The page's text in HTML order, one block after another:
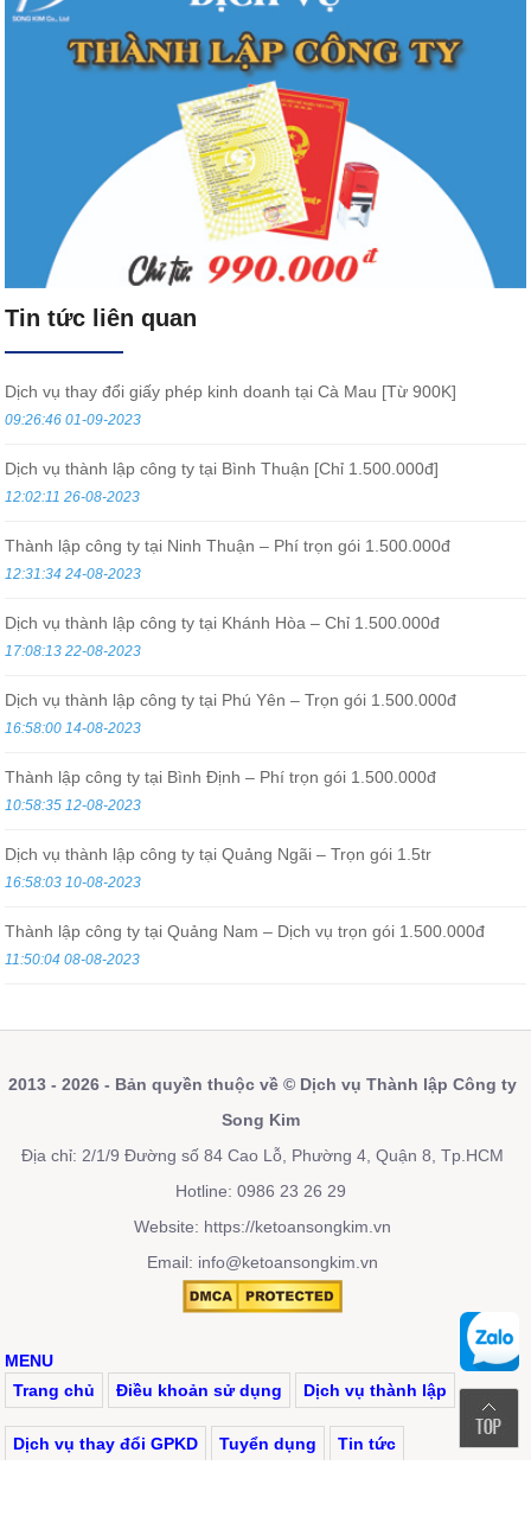
Tin tức liên quan
Dịch vụ thay đổi giấy phép kinh doanh tại Cà Mau [Từ 900K]
09:26:46 01-09-2023
Dịch vụ thành lập công ty tại Bình Thuận [Chỉ 1.500.000đ]
12:02:11 26-08-2023
Thành lập công ty tại Ninh Thuận – Phí trọn gói 1.500.000đ
12:31:34 24-08-2023
Dịch vụ thành lập công ty tại Khánh Hòa – Chỉ 1.500.000đ
17:08:13 22-08-2023
Dịch vụ thành lập công ty tại Phú Yên – Trọn gói 1.500.000đ
16:58:00 14-08-2023
Thành lập công ty tại Bình Định – Phí trọn gói 1.500.000đ
10:58:35 12-08-2023
Dịch vụ thành lập công ty tại Quảng Ngãi – Trọn gói 1.5tr
16:58:03 10-08-2023
Thành lập công ty tại Quảng Nam – Dịch vụ trọn gói 1.500.000đ
11:50:04 08-08-2023
2013 - 2026 - Bản quyền thuộc về © Dịch vụ Thành lập Công ty
Song Kim
Địa chỉ: 2/1/9 Đường số 84 Cao Lỗ, Phường 4, Quận 8, Tp.HCM
Hotline: 0986 23 26 29
Website: https://ketoansongkim.vn
Email: info@ketoansongkim.vn
MENU
Trang chủ
Điều khoản sử dụng Dịch vụ thành lập
Dịch vụ thay đổi GPKD Tuyển dụng Tin tức